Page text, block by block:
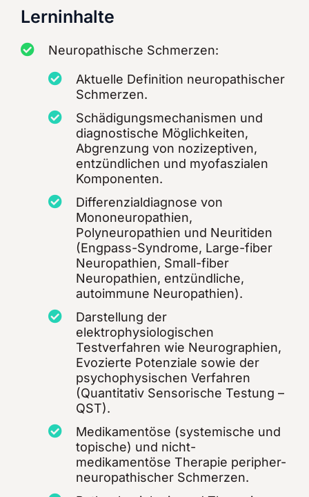
Lerninhalte
Neuropathische Schmerzen:
Aktuelle Definition neuropathischer
Schmerzen.
Schädigungsmechanismen und
diagnostische Möglichkeiten,
Abgrenzung von nozizeptiven,
entzündlichen und myofaszialen
Komponenten.
Differenzialdiagnose von
Mononeuropathien,
Polyneuropathien und Neuritiden
(Engpass-Syndrome, Large-fiber
Neuropathien, Small-fiber
Neuropathien, entzündliche,
autoimmune Neuropathien).
Darstellung der
elektrophysiologischen
Testverfahren wie Neurographien,
Evozierte Potenziale sowie der
psychophysischen Verfahren
(Quantitativ Sensorische Testung –
QST).
Medikamentöse (systemische und
topische) und nicht-
medikamentöse Therapie peripher-
neuropathischer Schmerzen.